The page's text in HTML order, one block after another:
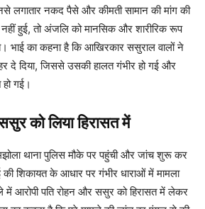
लगातार नकद पैसे और कीमती सामान की मांग की
हुई, तो अंजलि को मानसिक और शारीरिक रूप
भाई का कहना है कि आखिरकार ससुराल वालों ने
दे दिया, जिससे उसकी हालत गंभीर हो गई और
गई।
को लिया हिरासत में
थाना पुलिस मौके पर पहुंची और जांच शुरू कर
शिकायत के आधार पर गंभीर धाराओं में मामला
में आरोपी पति रोहन और ससुर को हिरासत में लेकर